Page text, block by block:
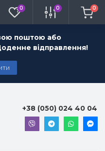
поштою або
відправлення!
0 0 0
+38 (050) 024 40 04